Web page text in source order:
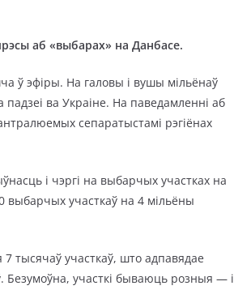
аб «выбарах» на Данбасе.
ў эфіры. На галовы і вушы мільёнаў
ва Украіне. На паведамленні аб
сепаратыстамі рэгіёнах
і чэргі на выбарчых участках на
участкаў на 4 мільёны
тысячаў участкаў, што адпавядае
участкі бываюць розныя — і